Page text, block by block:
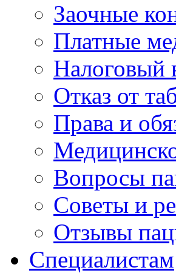
Заочные
Платные
Налоговый
Отказ от
Права и
Вопросы
Советы и
Отзывы
Специалистам